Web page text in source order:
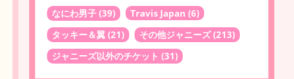
なにわ男子 (39) Travis Japan (6)
タッキー＆翼 (21) その他ジャニーズ(213)
ジャニーズ以外のチケット (31)